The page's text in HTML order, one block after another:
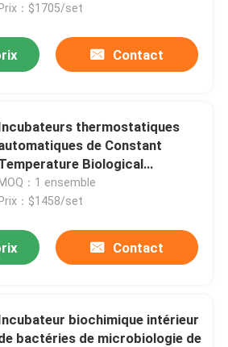
Prix：$1705/set
Contact
thermostatiques
de Constant
Biological
de laboratoire
：1 ensemble
：$1458/set
Contact
biochimique intérieur
bactéries de microbiologie de